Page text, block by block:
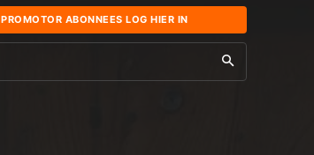
PROMOTOR ABONNEES LOG HIER IN